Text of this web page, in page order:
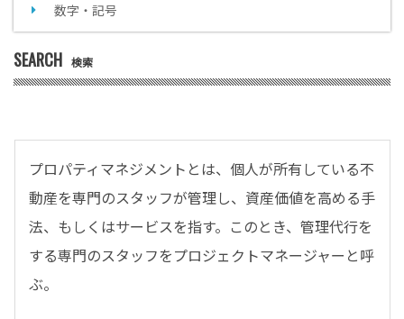
数字・記号
SEARCH 検索
プロパティマネジメントとは、個人が所有している不
動産を専門のスタッフが管理し、資産価値を高める手
法、もしくはサービスを指す。このとき、管理代行を
する専門のスタッフをプロジェクトマネージャーと呼
ぶ。